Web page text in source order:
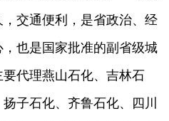
交通便利，是省政治、经
也是国家批准的副省级城
代理燕山石化、吉林石
子石化、齐鲁石化、四川